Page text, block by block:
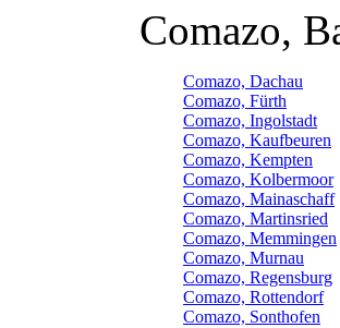
Comazo,
Comazo, Dachau
Comazo, Fürth
Comazo, Ingolstadt
Comazo, Kaufbeuren
Comazo, Kempten
Comazo, Kolbermoor
Comazo, Mainaschaff
Comazo, Martinsried
Comazo, Memmingen
Comazo, Murnau
Comazo, Regensburg
Comazo, Rottendorf
Comazo, Sonthofen